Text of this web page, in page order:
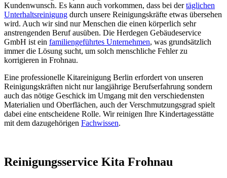
Kundenwunsch. Es kann auch vorkommen, dass bei dertäglichen
Unterhaltsreinigung durch unsere Reinigungskräfte etwas übersehen
wird. Auch wir sind nur Menschen die einen körperlich sehr
anstrengenden Beruf ausüben. Die Herdegen Gebäudeservice
GmbH ist ein familiengeführtes Unternehmen, was grundsätzlich
immer die Lösung sucht, um solch menschliche Fehler zu
korrigieren in Frohnau.
Eine professionelle Kitareinigung Berlin erfordert von unseren
Reinigungskräften nicht nur langjährige Berufserfahrung sondern
auch das nötige Geschick im Umgang mit den verschiedensten
Materialien und Oberflächen, auch der Verschmutzungsgrad spielt
dabei eine entscheidene Rolle. Wir reinigen Ihre Kindertagesstätte
mit dem dazugehörigen Fachwissen.
Reinigungsservice Kita Frohnau